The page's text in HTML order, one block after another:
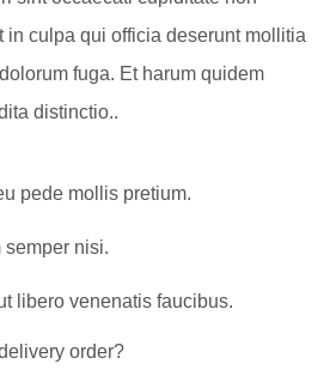
in culpa qui officia deserunt mollitia
fuga. Et harum quidem
distinctio..
pede mollis pretium.
nisi.
libero venenatis faucibus.
order?